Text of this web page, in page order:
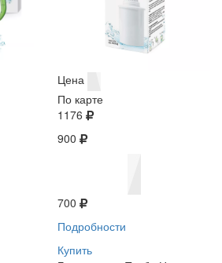
Цена
По карте
1176
900
700
Подробности
Купить